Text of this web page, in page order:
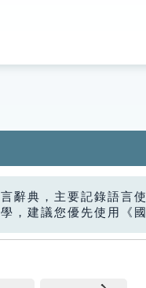
辭典，主要記錄語言
，建議您優先使用《